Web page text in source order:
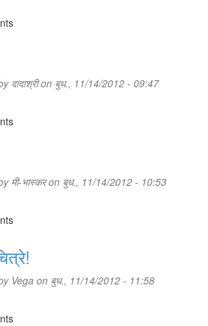
दादाश्रीon बुध., 11/14/2012 - 09:47
मी-भास्करon बुध., 11/14/2012 - 10:53
Vega on बुध., 11/14/2012 - 11:58